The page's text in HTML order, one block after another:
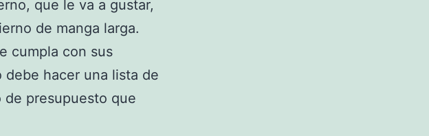
que le va a gustar,
de manga larga.
cumpla con sus
hacer una lista de
presupuesto que